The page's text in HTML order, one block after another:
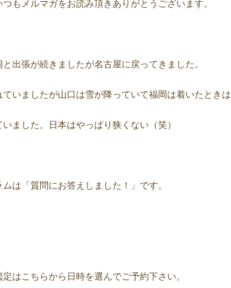
つもメルマガをお読み頂きありがとうございます。
出張が続きましたが名古屋に戻ってきました。
ていましたが山口は雪が降っていて福岡は着いたときは
ました。日本はやっぱり狭くない（笑）
は「質問にお答えしました！」です。
はこちらから日時を選んでご予約下さい。